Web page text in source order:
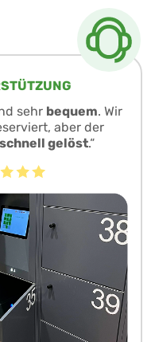
sehr bequem. Wir
aber der
gelöst.“